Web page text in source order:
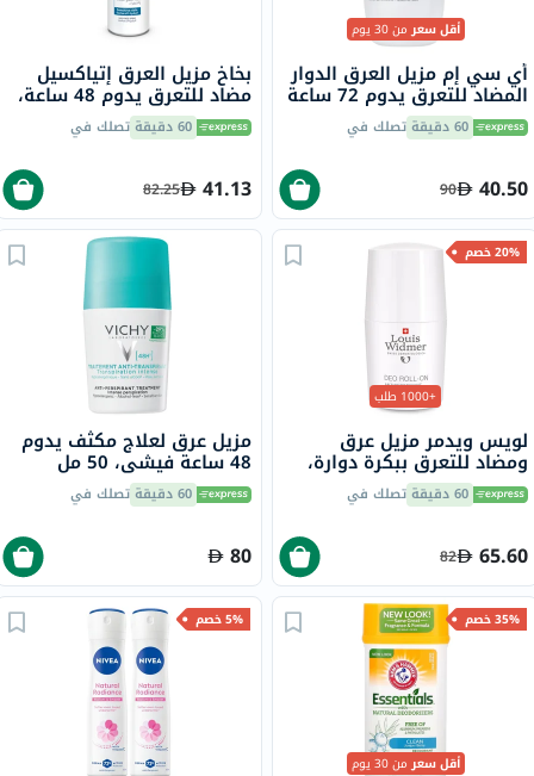
أقل سعرمن 30 يوم
أي سي إم مزيل العرق الدوار
المضاد للتعرق يدوم 72 ساعة
للبشرة الحساسة 50 مل
60 دقيقة تصلك في
40.50
90
بخاخ مزيل العرق إتياكسيل
مضاد للتعرق يدوم 48 ساعة،
150 مل 60 دقيقة تصلك في
41.13
82.25
20% خصم
+1000 طلب
لويس ويدمر مزيل عرق
ومضاد للتعرق ببكرة دوارة،
بدون رائحة، 50 مل
60 دقيقة تصلك في
65.60
82
مزيل عرق لعلاج مكثف يدوم
48 ساعة فيشي، 50 مل
60 دقيقة تصلك في
80
35% خصم
أقل سعرمن 30 يوم
5% خصم